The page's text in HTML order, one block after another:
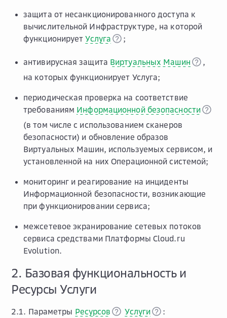
защита от несанкционированного доступа к
вычислительной Инфраструктуре, на которой
функционируетУслуга ;
антивирусная защита Виртуальных Машин
,
на которых функционирует Услуга;
периодическая проверка на соответствие
требованиям Информационной безопасности
(в том числе с использованием сканеров
безопасности) и обновление образов
Виртуальных Машин, используемых сервисом, и
установленной на них Операционной системой;
мониторинг и реагирование на инциденты
Информационной безопасности, возникающие
при функционировании сервиса;
межсетевое экранирование сетевых потоков
сервиса средствами Платформы Cloud.ru
Evolution.
2. Базовая функциональность и
Ресурсы Услуги
2.1. Параметры Ресурсов Услуги :